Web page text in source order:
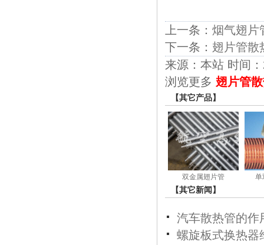
上一条： 烟气翅片
下一条： 翅片管散
来源：本站 时间
浏览更多 翅片管
【其它产品】
双金属翅片管 单
【其它新闻】
汽车散热管的作
螺旋板式换热器